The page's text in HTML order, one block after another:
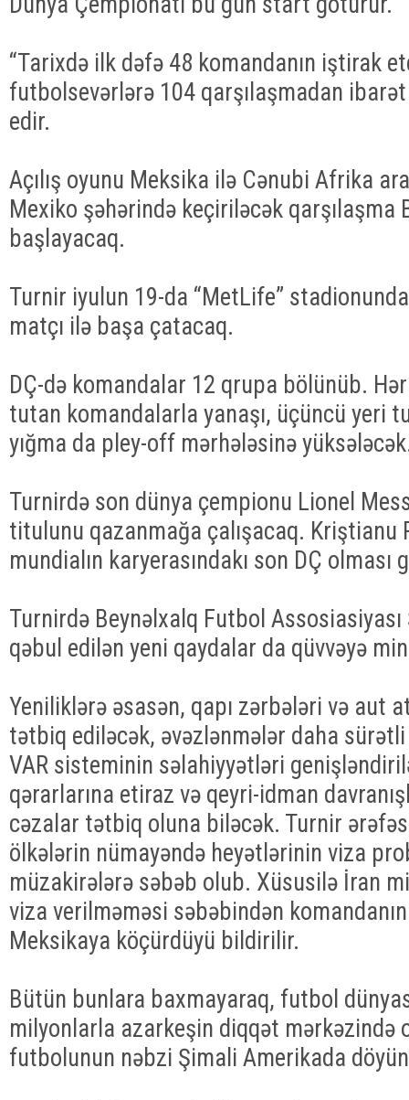
“Tarixdə ilk dəfə 48 komandanın iştirak
futbolsevərlərə 104 qarşılaşmadan
edir.
Açılış oyunu Meksika ilə Cənubi Afrika
Mexiko şəhərində keçiriləcək qarşılaşma
başlayacaq.
Turnir iyulun 19-da “MetLife”
matçı ilə başa çatacaq.
DÇ-də komandalar 12 qrupa bölünüb.
tutan komandalarla yanaşı, üçüncü yeri
yığma da pley-off mərhələsinə
Turnirdə son dünya çempionu Lionel
titulunu qazanmağa çalışacaq. Kriştianu
mundialın karyerasındakı son DÇ olması
Turnirdə Beynəlxalq Futbol
qəbul edilən yeni qaydalar da qüvvəyə
Yeniliklərə əsasən, qapı zərbələri və aut
tətbiq ediləcək, əvəzlənmələr daha
VAR sisteminin səlahiyyətləri
qərarlarına etiraz və qeyri-idman
cəzalar tətbiq oluna biləcək. Turnir
ölkələrin nümayəndə heyətlərinin viza
müzakirələrə səbəb olub. Xüsusilə İran
viza verilməməsi səbəbindən
Meksikaya köçürdüyü bildirilir.
Bütün bunlara baxmayaraq, futbol
milyonlarla azarkeşin diqqət mərkəzində
futbolunun nəbzi Şimali Amerikada